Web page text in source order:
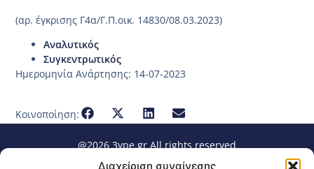
Διαχείριση συναίνεσης
(αρ. έγκρισης Γ4α/Γ.Π.οικ. 14830/08.03.2023)
Αναλυτικός
Συγκεντρωτικός
Ημερομηνία Ανάρτησης: 14-07-2023
Κοινοποίηση:
@2026 3ype.gr All rights reserved
Πολιτική Προστασίας Δεδομένων